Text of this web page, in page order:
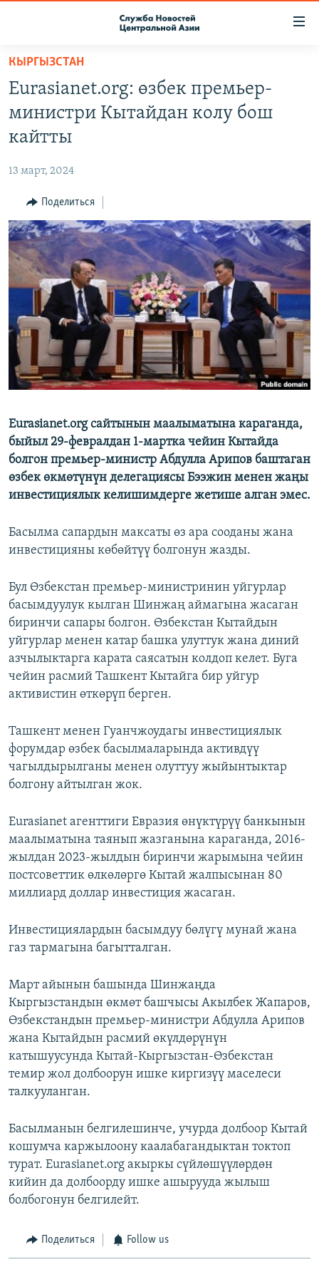
Вернуться
основному
содержанию
Вернутся
главной
навигации
Вернутся
поиску
КОНТАКТЫ
НАСТОЯЩЕЕ ВРЕМЯ
МИГРАНТ МЕДИА
КЫРГЫЗСТАН
Eurasianet.org: өзбек премьер-
министри Кытайдан колу бош
кайтты
13 март, 2024
Поделиться
Eurasianet.org сайтынын маалыматына караганда,
быйыл 29-февралдан 1-мартка чейин Кытайда
болгон премьер-министр Абдулла Арипов баштаган
өзбек өкмөтүнүн делегациясы Бээжин менен жаңы
инвестициялык келишимдерге жетише алган эмес.
Басылма сапардын максаты өз ара сооданы жана
инвестицияны көбөйтүү болгонун жазды.
Бул Өзбекстан премьер-министринин уйгурлар
басымдуулук кылган Шинжаң аймагына жасаган
биринчи сапары болгон. Өзбекстан Кытайдын
уйгурлар менен катар башка улуттук жана диний
азчылыктарга карата саясатын колдоп келет. Буга
чейин расмий Ташкент Кытайга бир уйгур
активистин өткөрүп берген.
Ташкент менен Гуанчжоудагы инвестициялык
форумдар өзбек басылмаларында активдүү
чагылдырылганы менен олуттуу жыйынтыктар
болгону айтылган жок.
Eurasianet агенттиги Евразия өнүктүрүү банкынын
маалыматына таянып жазганына караганда, 2016-
жылдан 2023-жылдын биринчи жарымына чейин
постсоветтик өлкөлөргө Кытай жалпысынан 80
миллиард доллар инвестиция жасаган.
Инвестициялардын басымдуу бөлүгү мунай жана
газ тармагына багытталган.
Март айынын башында Шинжаңда
Кыргызстандын өкмөт башчысы Акылбек Жапаров,
Өзбекстандын премьер-министри Абдулла Арипов
жана Кытайдын расмий өкүлдөрүнүн
катышуусунда Кытай-Кыргызстан-Өзбекстан
темир жол долбоорун ишке киргизүү маселеси
талкууланган.
Басылманын белгилешинче, учурда долбоор Кытай
кошумча каржылоону каалабагандыктан токтоп
турат. Eurasianet.org акыркы сүйлөшүүлөрдөн
кийин да долбоорду ишке ашырууда жылыш
болбогонун белгилейт.
Поделиться Follow us